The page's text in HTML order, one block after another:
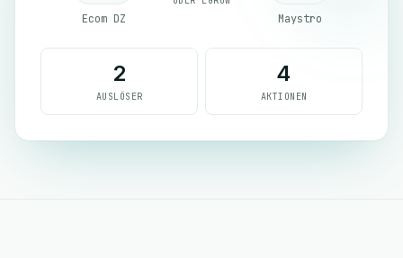
Ecom DZ Maystro
2
AUSLÖSER
4
AKTIONEN